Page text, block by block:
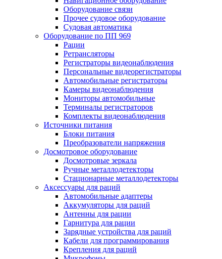
Оборудование связи
Прочее судовое оборудование
Судовая автоматика
Оборудование по ПП 969
Рации
Ретрансляторы
Регистраторы видеонаблюдения
Персональные видеорегистраторы
Автомобильные регистраторы
Камеры видеонаблюдения
Мониторы автомобильные
Терминалы регистраторов
Комплекты видеонаблюдения
Источники питания
Блоки питания
Преобразователи напряжения
Досмотровое оборудование
Досмотровые зеркала
Ручные металлодетекторы
Стационарные металлодетекторы
Аксессуары для раций
Автомобильные адаптеры
Аккумуляторы для раций
Антенны для рации
Гарнитура для рации
Зарядные устройства для раций
Кабели для программирования
Крепления для раций